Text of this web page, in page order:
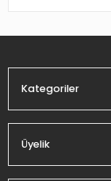
Kategoriler
Üyelik